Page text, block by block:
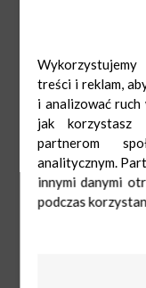
treści i reklam,
i analizować
jak korzystasz
partnerom
analitycznym.
innymi danymi
podczas